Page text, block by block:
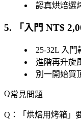
認真烘焙選
5. 「 入門 NT$
25-32L 入門
進階再升旋
別一開始買
常見問題
Q：「 烘焙用烤箱 」